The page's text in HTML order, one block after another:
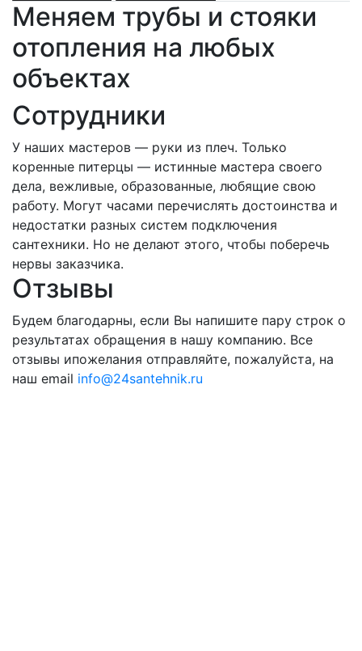
Меняем трубы и стояки
отопления на любых
объектах
Сотрудники
У наших мастеров — руки из плеч. Только
коренные питерцы — истинные мастера своего
дела, вежливые, образованные, любящие свою
работу. Могут часами перечислять достоинства и
недостатки разных систем подключения
сантехники. Но не делают этого, чтобы поберечь
нервы заказчика.
Отзывы
Будем благодарны, если Вы напишите пару строк о
результатах обращения в нашу компанию. Все
отзывы ипожелания отправляйте, пожалуйста, на
наш email info@24santehnik.ru